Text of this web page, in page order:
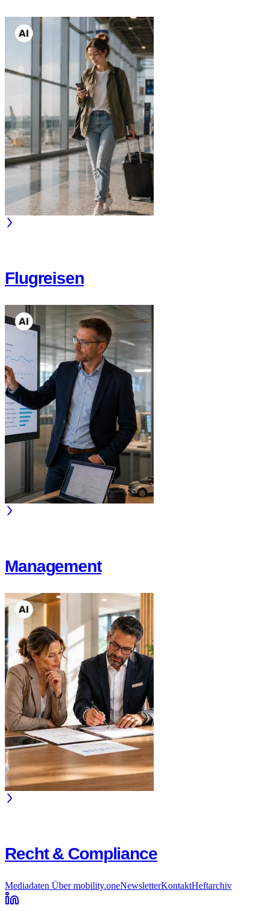
Flugreisen
Management
Recht & Compliance
Mediadaten Über mobility.oneNewsletterKontaktHeftarchiv